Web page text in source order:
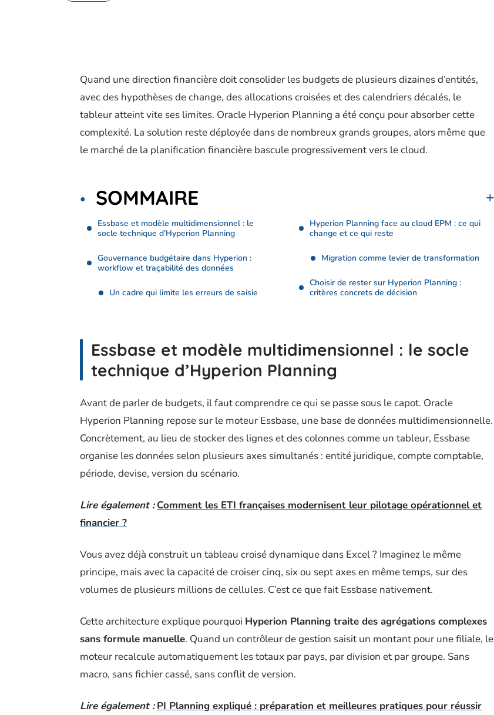
Quand une direction financière doit consolider les budgets de plusieurs dizaines d’entités,
avec des hypothèses de change, des allocations croisées et des calendriers décalés, le
tableur atteint vite ses limites. Oracle Hyperion Planning a été conçu pour absorber cette
complexité. La solution reste déployée dans de nombreux grands groupes, alors même que
le marché de la planification financière bascule progressivement vers le cloud.
SOMMAIRE
Essbase et modèle multidimensionnel : le
socle technique d’Hyperion Planning
Gouvernance budgétaire dans Hyperion :
workflow et traçabilité des données
Un cadre qui limite les erreurs de saisie
Hyperion Planning face au cloud EPM : ce qui
change et ce qui reste
Migration comme levier de transformation
Choisir de rester sur Hyperion Planning :
critères concrets de décision
Essbase et modèle multidimensionnel : le socle
technique d’Hyperion Planning
Avant de parler de budgets, il faut comprendre ce qui se passe sous le capot. Oracle
Hyperion Planning repose sur le moteur Essbase, une base de données multidimensionnelle.
Concrètement, au lieu de stocker des lignes et des colonnes comme un tableur, Essbase
organise les données selon plusieurs axes simultanés : entité juridique, compte comptable,
période, devise, version du scénario.
Lire également : Comment les ETI françaises modernisent leur pilotage opérationnel et
financier ?
Vous avez déjà construit un tableau croisé dynamique dans Excel ? Imaginez le même
principe, mais avec la capacité de croiser cinq, six ou sept axes en même temps, sur des
volumes de plusieurs millions de cellules. C’est ce que fait Essbase nativement.
Cette architecture explique pourquoi Hyperion Planning traite des agrégations complexes
sans formule manuelle. Quand un contrôleur de gestion saisit un montant pour une filiale, le
moteur recalcule automatiquement les totaux par pays, par division et par groupe. Sans
macro, sans fichier cassé, sans conflit de version.
Lire également : PI Planning expliqué : préparation et meilleures pratiques pour réussir